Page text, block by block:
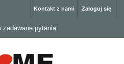
Zaloguj się
Kontakt z nami
zadawane pytania